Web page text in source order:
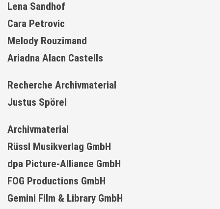
Lena Sandhof
Cara Petrovic
Melody Rouzimand
Ariadna Alacn Castells
Recherche Archivmaterial
Justus Spörel
Archivmaterial
Rüssl Musikverlag GmbH
dpa Picture-Alliance GmbH
FOG Productions GmbH
Gemini Film & Library GmbH